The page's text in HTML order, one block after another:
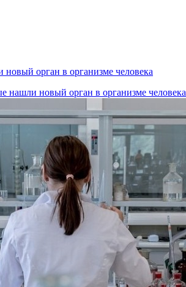
орган в организме человека
нашли новый орган в организме